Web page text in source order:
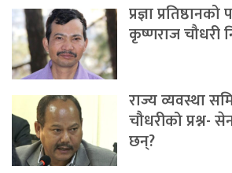
प्रज्ञा
कृष्णराज चौधरी
राज्य व्यवस्था
चौधरीको प्रश्न-
छन्?